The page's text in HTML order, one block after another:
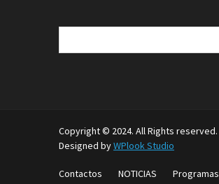
Buscar:
Copyright © 2024. All Rights reserved.
Designed byWPlook Studio
Contactos NOTICIAS Programas